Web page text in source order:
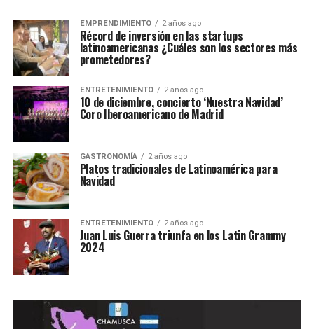
EMPRENDIMIENTO 2 años ago
Récord de inversión en las startups
latinoamericanas ¿Cuáles son los sectores más
prometedores?
ENTRETENIMIENTO 2 años ago
10 de diciembre, concierto ‘Nuestra Navidad’
Coro Iberoamericano de Madrid
GASTRONOMÍA 2 años ago
Platos tradicionales de Latinoamérica para
Navidad
ENTRETENIMIENTO 2 años ago
Juan Luis Guerra triunfa en los Latin Grammy
2024